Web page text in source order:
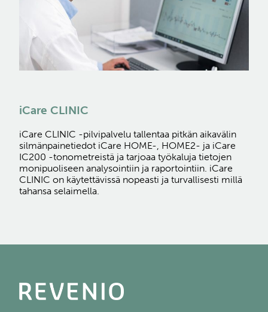
iCare CLINIC
iCare CLINIC -pilvipalvelu tallentaa pitkän aikavälin
silmänpainetiedot iCare HOME-, HOME2- ja iCare
IC200 -tonometreistä ja tarjoaa työkaluja tietojen
monipuoliseen analysointiin ja raportointiin. iCare
CLINIC on käytettävissä nopeasti ja turvallisesti millä
tahansa selaimella.